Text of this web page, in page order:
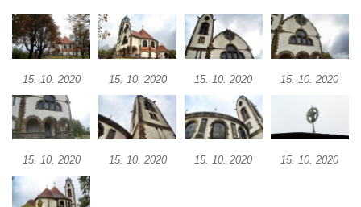
Kostel Narození Panny Marie v Benešově
nad Ploučnicí
Hrobová kaple Mattauschů na hřbitově v
Benešově nad Ploučnicí
Kostel svaté Anny v Tisé
Hřbitovní kaple v Šumburku nad Desnou –
15. 10. 2020 15. 10. 2020 15. 10. 2020 15. 10. 2020
15. 10. 2020 15. 10. 2020 15. 10. 2020 15. 10. 2020